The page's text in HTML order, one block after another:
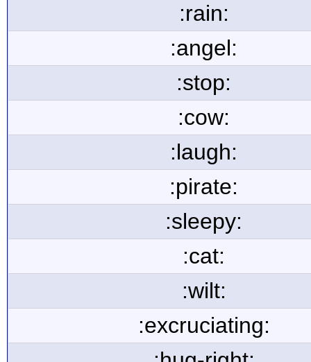
:rain:
:angel:
:stop:
:cow:
:laugh:
:pirate:
:sleepy:
:cat:
:wilt:
:excruciating: